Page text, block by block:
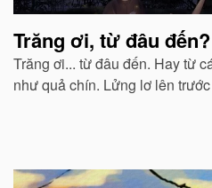
Trăng ơi, từ đâu đến?
Trăng ơi... từ đâu đến. Hay từ
như quả chín. Lửng lơ lên